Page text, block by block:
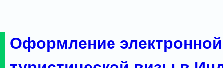
Оформление электронной